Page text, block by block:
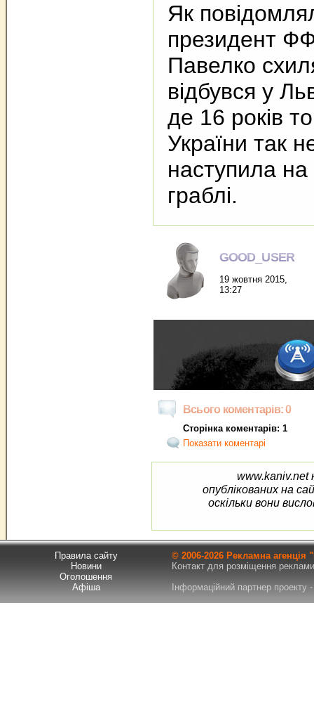
Як
президент
Павелко
відбувся у
де 16 років
України так
наступила на
граблі.
GOOD_USER
19 жовтня 2015,
13:27
Всього коментарів: 0
Сторінка коментарів: 1
Показати коментарі
www.kaniv.net
опублікованих на
оскільки вони
Правила сайту
Новини
Оголошення
Афіша
© 2006-2026 Рекламна
Контакт для розміщення
Інформаційний партнер проекту